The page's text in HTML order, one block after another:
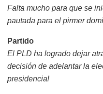
Falta mucho para que se
pautada para el pirmer
Partido
El PLD ha logrado dejar
decisión de adelantar la
presidencial